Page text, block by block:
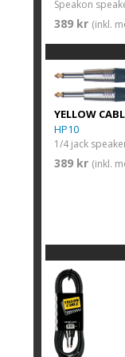
Speakon
389 kr (inkl.
YELLOW
HP10
1/4 jack
389 kr (inkl.